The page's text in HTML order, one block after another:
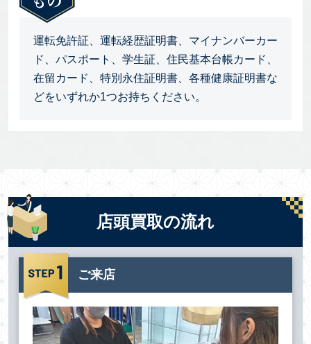
運転免許証、運転経歴証明書、マイナンバーカー
ド、パスポート、学生証、住民基本台帳カード、
在留カード、特別永住証明書、各種健康証明書な
どをいずれか1つお持ちください。
店頭買取の流れ
ご来店